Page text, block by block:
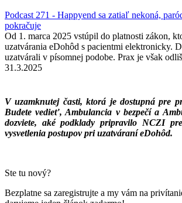
Podcast 271 - Happyend sa zatiaľ nekoná,
pokračuje
Od 1. marca 2025 vstúpil do platnosti zákon,
uzatvárania eDohôd s pacientmi elektronicky.
uzatvárali v písomnej podobe. Prax je však
31.3.2025
V uzamknutej časti, ktorá je dostupná pre
Budete vedieť, Ambulancia v bezpečí a
dozviete, aké podklady pripravilo NCZI
vysvetlenia postupov pri uzatváraní eDohôd.
Ste tu nový?
Bezplatne sa zaregistrujte a my vám na